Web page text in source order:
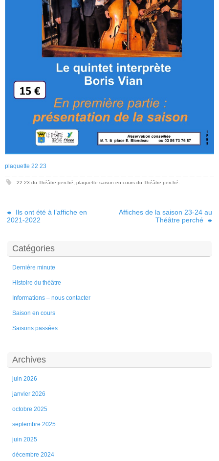
plaquette 22 23
22 23 du Théâtre perché,plaquette saison en cours du Théâtre perché.
Ils ont été à l’affiche en
2021-2022
Affiches de la saison 23-24 au
Théâtre perché
Catégories
Dernière minute
Histoire du théâtre
Informations – nous contacter
Saison en cours
Saisons passées
Archives
juin 2026
janvier 2026
octobre 2025
septembre 2025
juin 2025
décembre 2024